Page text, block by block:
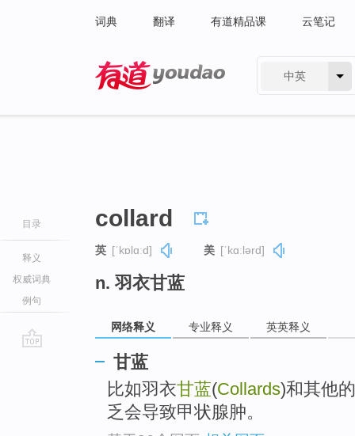
词典 翻译 有道精品课 云笔记
中英
目录
释义
权威词典
例句
collard
英 [ˈkɒlɑːd] 美 [ˈkɑːlərd]
n. 羽衣甘蓝
网络释义 专业释义 英英释义
甘蓝
比如羽衣甘蓝(Collards)和其他
乏会导致甲状腺肿。